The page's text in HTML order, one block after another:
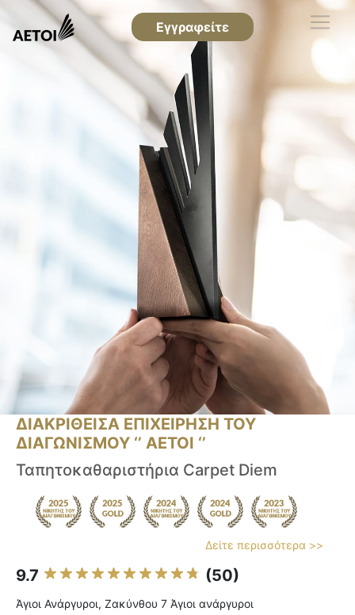
Εγγραφείτε
ΔΙΑΚΡΙΘΕΙΣΑ ΕΠΙΧΕΙΡΗΣΗ ΤΟΥ
ΔΙΑΓΩΝΙΣΜΟΥ ‘’ ΑΕΤΟΙ ‘’
Ταπητοκαθαριστήρια Carpet Diem
Δείτε περισσότερα >>
9.7 (50)
Άγιοι Ανάργυροι, Ζακύνθου 7 Άγιοι ανάργυροι